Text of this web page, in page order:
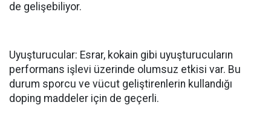
de gelişebiliyor.
Uyuşturucular: Esrar, kokain gibi uyuşturucuların
performans işlevi üzerinde olumsuz etkisi var. Bu
durum sporcu ve vücut geliştirenlerin kullandığı
doping maddeler için de geçerli.